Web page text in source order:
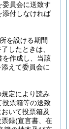
員会に送致す
添付しなければ
を設ける期間
したときは、
を作成し、当該
えて委員会に
定により読み
投票箱等の送致
いて投票箱及
票録(宣言書、在